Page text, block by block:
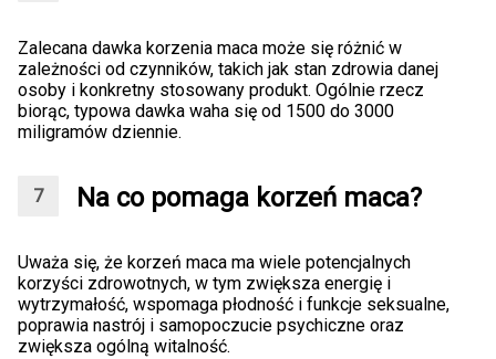
Zalecana dawka korzenia maca może się różnić w
zależności od czynników, takich jak stan zdrowia danej
osoby i konkretny stosowany produkt. Ogólnie rzecz
biorąc, typowa dawka waha się od 1500 do 3000
miligramów dziennie.
Na co pomaga korzeń maca?
Uważa się, że korzeń maca ma wiele potencjalnych
korzyści zdrowotnych, w tym zwiększa energię i
wytrzymałość, wspomaga płodność i funkcje seksualne,
poprawia nastrój i samopoczucie psychiczne oraz
zwiększa ogólną witalność.